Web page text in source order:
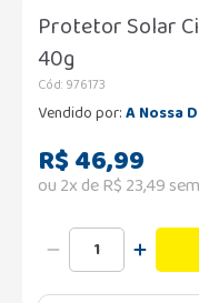
Protetor Solar
40g
Cód: 976173
Vendido por:A Nossa
R$46,99
ou 2x deR$ 23,49